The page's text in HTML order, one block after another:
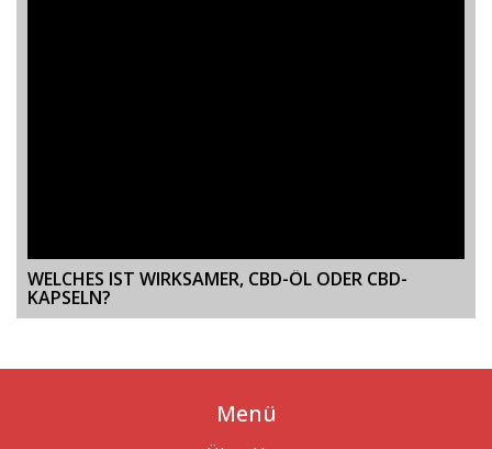
WELCHES IST WIRKSAMER, CBD-ÖL ODER CBD-
KAPSELN?
Menü